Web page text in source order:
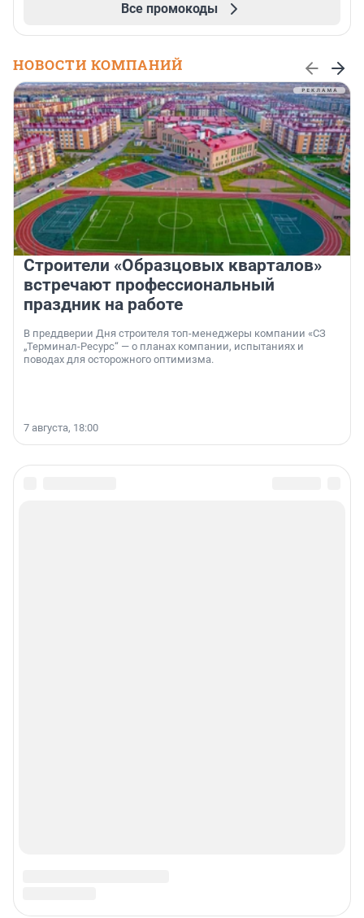
Все промокоды
НОВОСТИ КОМПАНИЙ
Строители «Образцовых кварталов»
встречают профессиональный
праздник на работе
В преддверии Дня строителя топ-менеджеры компании «СЗ
„Терминал-Ресурс“ — о планах компании, испытаниях и
поводах для осторожного оптимизма.
7 августа, 18:00